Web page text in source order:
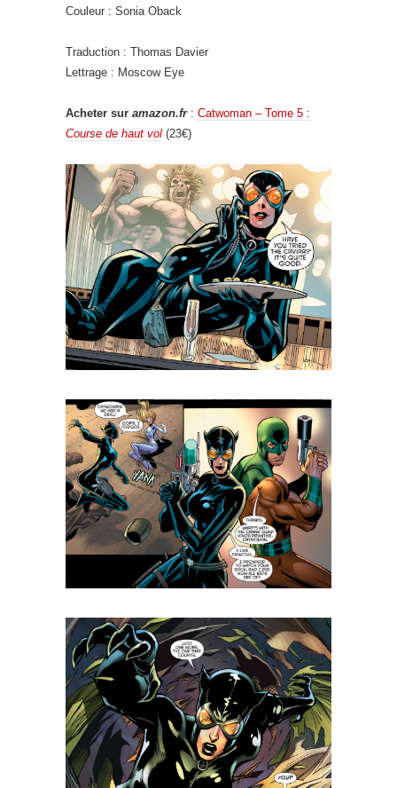
Couleur : Sonia Oback
Traduction : Thomas Davier
Lettrage : Moscow Eye
Acheter sur amazon.fr: Catwoman – Tome 5 :
Course de haut vol (23€)